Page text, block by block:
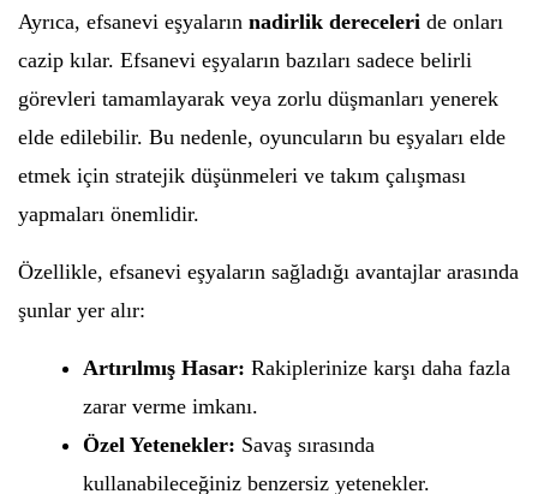
Ayrıca, efsanevi eşyaların nadirlik dereceleri de onları
cazip kılar. Efsanevi eşyaların bazıları sadece belirli
görevleri tamamlayarak veya zorlu düşmanları yenerek
elde edilebilir. Bu nedenle, oyuncuların bu eşyaları elde
etmek için stratejik düşünmeleri ve takım çalışması
yapmaları önemlidir.
Özellikle, efsanevi eşyaların sağladığı avantajlar arasında
şunlar yer alır:
Artırılmış Hasar: Rakiplerinize karşı daha fazla
zarar verme imkanı.
Özel Yetenekler: Savaş sırasında
kullanabileceğiniz benzersiz yetenekler.